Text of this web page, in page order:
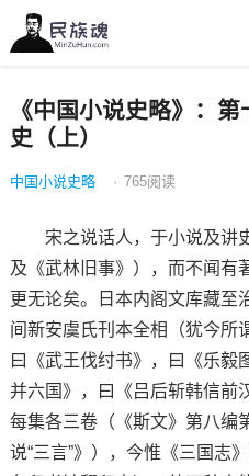
《中国小说史略》：
史（上）
中国小说史略 · 765阅读
宋之说话人，于小说及讲史
及《武林旧事》），而不闻有
更无论矣。日本内阁文库藏
间新安虞氏刊本全相（犹今所
曰《武王伐纣书》，曰《乐毅
并六国》，曰《吕后斩韩信前
每集各三卷（《斯文》第八编
说“三言”》），今惟《三国志